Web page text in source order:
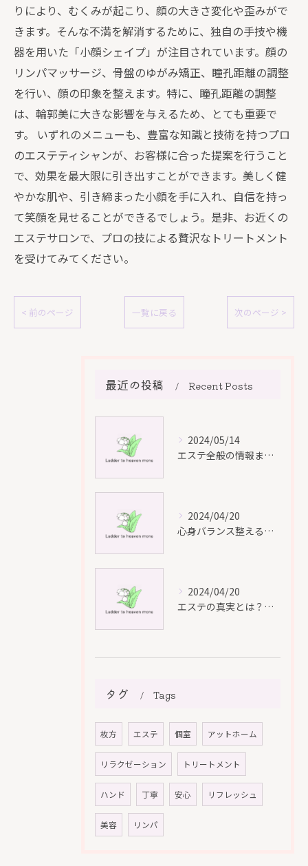
りにより、むくみが起こり、顔の大きさ変化や歪みがで
きます。そんな不満を解消するために、独自の手技や機
器を用いた「小顔シェイプ」が注目されています。顔の
リンパマッサージ、骨盤のゆがみ矯正、瞳孔距離の調整
を行い、顔の印象を整えます。特に、瞳孔距離の調整
は、輪郭美に大きな影響を与えるため、とても重要で
す。 いずれのメニューも、豊富な知識と技術を持つプロ
のエステティシャンが、お客様に合った提案を行うこと
で、効果を最大限に引き出すことができます。美しく健
やかな肌や、引き締まった小顔を手に入れ、自信を持っ
て笑顔を見せることができるでしょう。是非、お近くの
エステサロンで、プロの技による贅沢なトリートメント
を受けてみてください。
< 前のページ 一覧に戻る 次のページ >
最近の投稿 Recent Posts
2024/05/14
エステ全般の情報まとめ！最高のケアで美と健康を手に入れよう！
2024/04/20
心身バランス整えるエステメニュー
2024/04/20
エステの真実とは？業界プロが語る本当のケアと効果
タグ Tags
枚方 エステ 個室 アットホーム
リラクゼーション トリートメント
ハンド 丁寧 安心 リフレッシュ
美容 リンパ